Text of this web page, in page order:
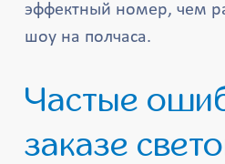
эффектный номер, чем
шоу на полчаса.
Частые ошибки при
заказе